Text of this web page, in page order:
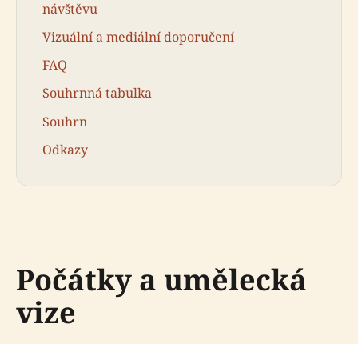
návštěvu
Vizuální a mediální doporučení
FAQ
Souhrnná tabulka
Souhrn
Odkazy
Počátky a umělecká
vize